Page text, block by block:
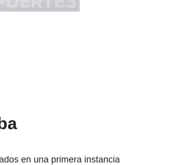
en una primera instancia